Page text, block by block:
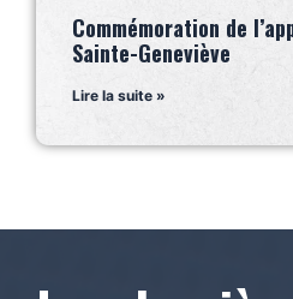
Commémoration de
Sainte-Geneviève
Lire la suite »